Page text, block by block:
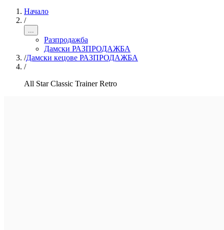
Начало
/
...
Разпродажба
Дамски РАЗПРОДАЖБА
/Дамски кецове РАЗПРОДАЖБА
/
All Star Classic Trainer Retro